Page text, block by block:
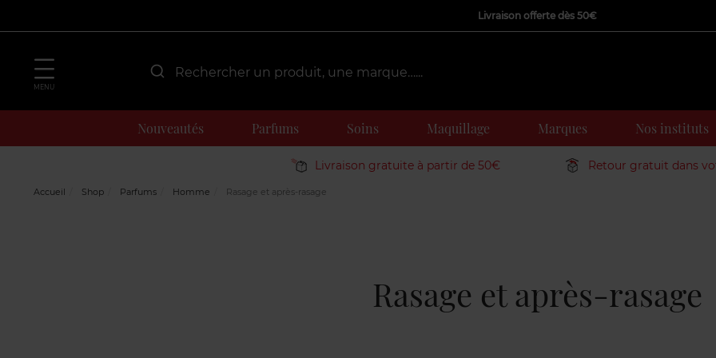
Livraison offerte dès 50€
MENU
Nouveautés Parfums Soins Maquillage Marques Nos instituts
Livraison gratuite à partir de 50€ Retour gratuit dans
Accueil Shop Parfums Homme Rasage et après-rasage
Rasage et après-rasage